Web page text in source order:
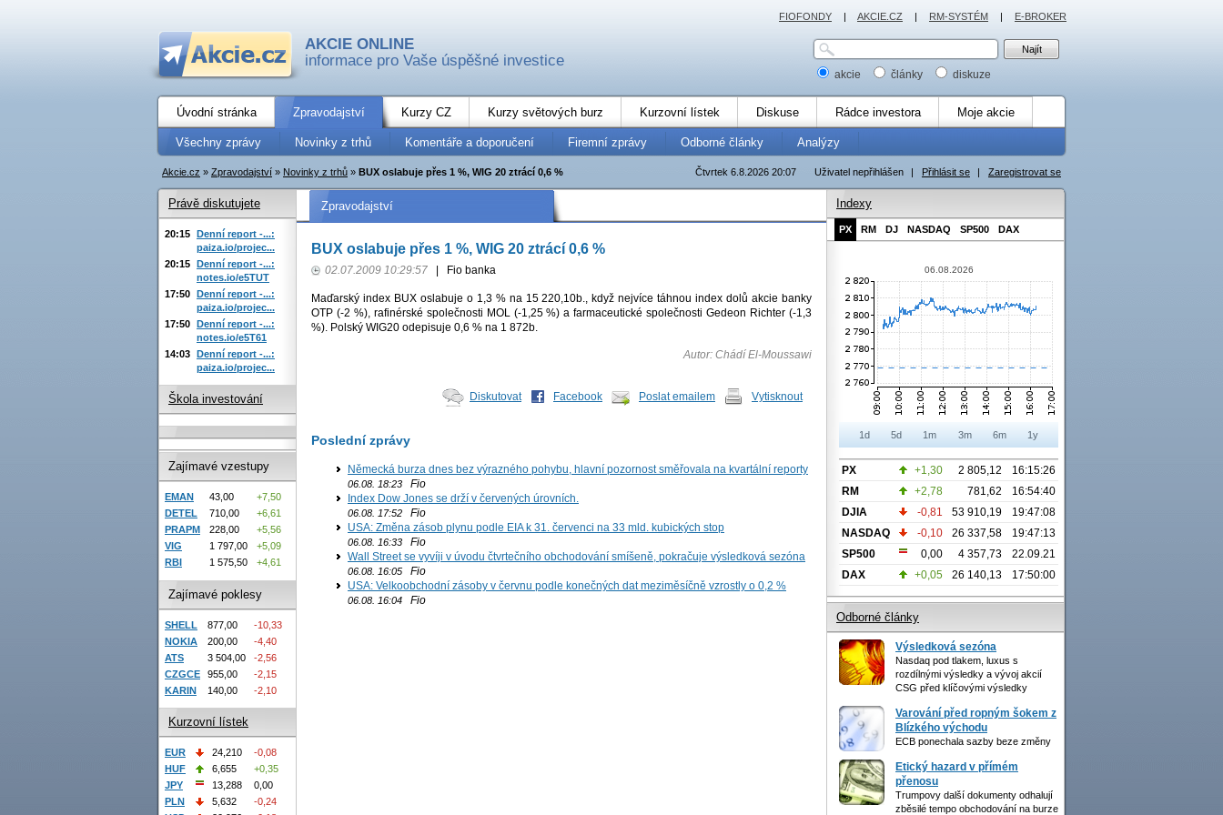
AKCIE ONLINE
informace pro Vaše úspěšné investice
akcie články diskuze
Úvodní stránka Zpravodajství Kurzy CZ Kurzy světových burz Kurzovní lístek Diskuse Rádce investora Moje akcie
Všechny zprávy Novinky z trhů Komentáře a doporučení Firemní zprávy Odborné články Analýzy
Uživatel nepřihlášen | Přihlásit se | Zaregistrovat se
Čtvrtek 6.8.2026 20:07
Akcie.cz » Zpravodajství » Novinky z trhů » BUX oslabuje přes 1 %, WIG 20 ztrácí 0,6 %
Zpravodajství
BUX oslabuje přes 1 %, WIG 20 ztrácí 0,6 %
02.07.2009 10:29:57 Fio banka
Maďarský index BUX oslabuje o 1,3 % na 15 220,10b., když nejvíce táhnou index dolů akcie banky
OTP (-2 %), rafinérské společnosti MOL (-1,25 %) a farmaceutické společnosti Gedeon Richter (-1,3
%). Polský WIG20 odepisuje 0,6 % na 1 872b.
Autor: Chádí El-Moussawi
Diskutovat Facebook Poslat emailem Vytisknout
Poslední zprávy
Německá burza dnes bez výrazného pohybu, hlavní pozornost směřovala na kvartální reporty
06.08. 18:23 Fio
Index Dow Jones se drží v červených úrovních.
06.08. 17:52 Fio
USA: Změna zásob plynu podle EIA k 31. červenci na 33 mld. kubických stop
06.08. 16:33 Fio
Wall Street se vyvíji v úvodu čtvrtečního obchodování smíšeně, pokračuje výsledková sezóna
06.08. 16:05 Fio
USA: Velkoobchodní zásoby v červnu podle konečných dat meziměsíčně vzrostly o 0,2 %
06.08. 16:04 Fio
Právě diskutujete
20:15 Denní report -...:
paiza.io/projec...
20:15 Denní report -...:
notes.io/e5TUT
17:50 Denní report -...:
paiza.io/projec...
17:50 Denní report -...:
notes.io/e5T61
14:03 Denní report -...:
paiza.io/projec...
Škola investování
Zajímavé vzestupy
EMAN 43,00
+7,50
DETEL
710,00
+6,61
PRAPM
228,00
+5,56
VIG
1 797,00
+5,09
RBI
1 575,50 +4,61
Zajímavé poklesy
SHELL 877,00
-10,33
NOKIA
200,00
-4,40
ATS
3 504,00
-2,56
CZGCE
955,00
-2,15
KARIN
140,00 -2,10
Kurzovní lístek
EUR 24,210
-0,08
HUF
6,655
+0,35
JPY
13,288
0,00
PLN
5,632
-0,24
Indexy
PX RM DJ NASDAQ SP500 DAX
06.08.2026
1d 5d 1m 3m 6m 1y
PX +1,30 2 805,12
16:15:26
RM
+2,78 781,62
16:54:40
DJIA
-0,81 53 910,19
19:47:08
NASDAQ
-0,10 26 337,58
19:47:13
SP500
0,00 4 357,73
22.09.21
DAX
+0,05 26 140,13 17:50:00
Odborné články
Výsledková sezóna
Nasdaq pod tlakem, luxus s
rozdílnými výsledky a vývoj akcií
CSG před klíčovými výsledky
Varování před ropným šokem z
Blízkého východu
ECB ponechala sazby beze změny
Etický hazard v přímém
přenosu
Trumpovy další dokumenty odhalují
zběsilé tempo obchodování na burze
FIOFONDY | AKCIE.CZ | RM-SYSTÉM | E-BROKER